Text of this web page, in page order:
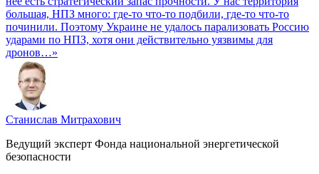
большая, НПЗ много: где-то что-то подбили, где-то что-то
починили. Поэтому Украине не удалось парализовать Россию
ударами по НПЗ, хотя они действительно уязвимы для
дронов…»
Станислав Митрахович
Ведущий эксперт Фонда национальной энергетической
безопасности